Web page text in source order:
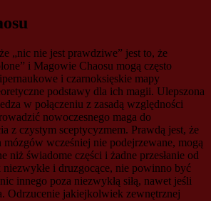
„nic nie jest prawdziwe” jest to, że
i Magowie Chaosu mogą często
i czarnoksięskie mapy
podstawy dla ich magii. Ulepszona
w połączeniu z zasadą względności
nowoczesnego maga do
z czystym sceptycyzmem. Prawdą jest, że
mózgów wcześniej nie podejrzewane, mogą
niż świadome części i żadne przesłanie od
i druzgocące, nie powinno być
innego poza niezwykłą siłą, nawet jeśli
Odrzucenie jakiejkolwiek zewnętrznej